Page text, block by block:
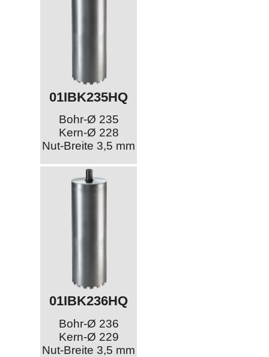
01IBK235HQ
Bohr-Ø 235
Kern-Ø 228
Nut-Breite 3,5 mm
01IBK236HQ
Bohr-Ø 236
Kern-Ø 229
Nut-Breite 3,5 mm